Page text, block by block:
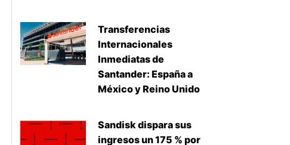
Transferencias
Internacionales
Inmediatas de
Santander: España a
México y Reino Unido
Sandisk dispara sus
ingresos un 175 % por